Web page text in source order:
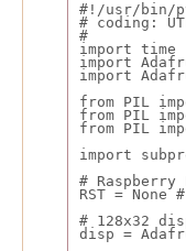
#!/usr/bin/
# coding:
#
import time
import
import
from PIL
from PIL
from PIL
import
#
RST =
# 128x32
disp =